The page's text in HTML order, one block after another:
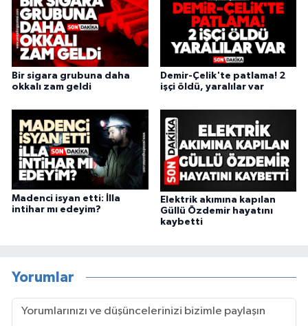
Bir sigara grubuna daha
okkalı zam geldi
Demir-Çelik'te patlama! 2
işçi öldü, yaralılar var
Madenci isyan etti: İlla
intihar mı edeyim?
Elektrik akımına kapılan
Güllü Özdemir hayatını
kaybetti
Yorumlar